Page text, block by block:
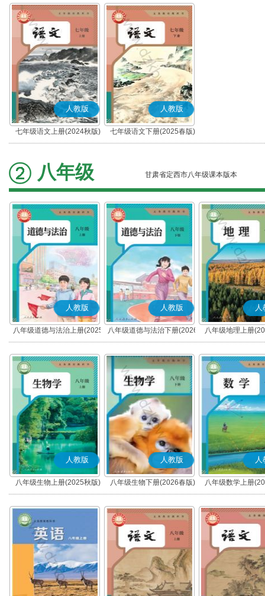
人教版
七年级语文上册(2024秋版)
(部编版)
人教版
七年级语文下册(2025春版)
(部编版)
八年级 甘肃省定西市八年级课本版本
人教版
八年级道德与法治上册(2025
秋版)(部编版)
人教版
八年级道德与法治下册(2026
春版)(部编版)
人
八年级地理上册
人教版
八年级生物上册(2025秋版)
人教版
八年级生物下册(2026春版)
人
八年级数学上册